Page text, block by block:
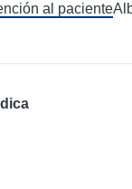
al paciente